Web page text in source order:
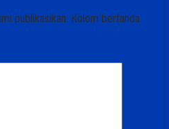
publikasikan. Kolom bertanda